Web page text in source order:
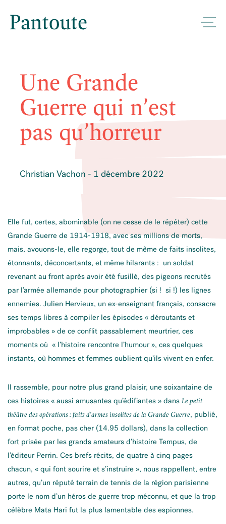
Une Grande
Guerre qui n’est
pas qu’horreur
Christian Vachon - 1 décembre 2022
Elle fut, certes, abominable (on ne cesse de le répéter) cette
Grande Guerre de 1914-1918, avec ses millions de morts,
mais, avouons-le, elle regorge, tout de même de faits insolites,
étonnants, déconcertants, et même hilarants : un soldat
revenant au front après avoir été fusillé, des pigeons recrutés
par l’armée allemande pour photographier (si ! si !) les lignes
ennemies. Julien Hervieux, un ex-enseignant français, consacre
ses temps libres à compiler les épisodes « déroutants et
improbables » de ce conflit passablement meurtrier, ces
moments où « l’histoire rencontre l’humour », ces quelques
instants, où hommes et femmes oublient qu’ils vivent en enfer.
Il rassemble, pour notre plus grand plaisir, une soixantaine de
ces histoires « aussi amusantes qu’édifiantes » dans Le petit
théâtre des opérations : faits d’armes insolites de la Grande Guerre, publié,
en format poche, pas cher (14.95 dollars), dans la collection
fort prisée par les grands amateurs d’histoire Tempus, de
l’éditeur Perrin. Ces brefs récits, de quatre à cinq pages
chacun, « qui font sourire et s’instruire », nous rappellent, entre
autres, qu’un réputé terrain de tennis de la région parisienne
porte le nom d’un héros de guerre trop méconnu, et que la trop
célèbre Mata Hari fut la plus lamentable des espionnes.